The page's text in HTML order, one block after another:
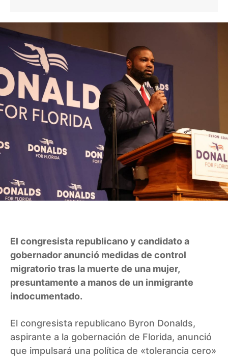
El congresista republicano y candidato a
gobernador anunció medidas de control
migratorio tras la muerte de una mujer,
presuntamente a manos de un inmigrante
indocumentado.
El congresista republicano Byron Donalds,
aspirante a la gobernación de Florida, anunció
que impulsará una política de «tolerancia cero»